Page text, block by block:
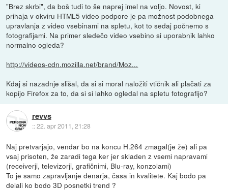
"Brez skrbi", da boš tudi to še naprej imel na voljo. Novost, ki
prihaja v okviru HTML5 video podpore je pa možnost podobnega
upravlanja z video vsebinami na spletu, kot to sedaj počnemo s
fotografijami. Na primer sledečo video vsebino si uporabnik lahko
normalno ogleda?
http://videos-cdn.mozilla.net/brand/Moz...
Kdaj si nazadnje slišal, da si si moral naložiti vtičnik ali plačati za
kopijo Firefox za to, da si si lahko ogledal na spletu fotografijo?
revvs
::22. apr 2011, 21:28
Naj pretvarjajo, vendar bo na koncu H.264 zmagal(je že) ali pa
vsaj prisoten, že zaradi tega ker jer skladen z vsemi napravami
(receiverji, televizorji, grafičnimi, Blu-ray, konzolami)
To je samo zapravljanje denarja, časa in kvalitete. Kaj bodo pa
delali ko bodo 3D posnetki trend ?